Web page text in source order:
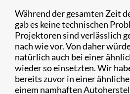
Während der gesamten Zeit
gab es keine technischen
Projektoren sind verlässlich
nach wie vor. Von daher
natürlich auch bei einer
wieder so einsetzten. Wir
bereits zuvor in einer
einem namhaften